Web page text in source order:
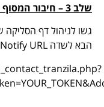
שלב 3 – חיבור המסוף שלכם בממשק ניהול דף הסליקה
גשו לניהול דף
הבא לשדה Notify URL: